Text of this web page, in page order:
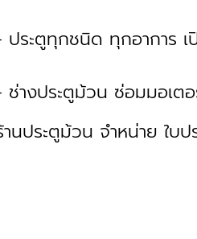
ประตูทุกชนิด ทุกอาการ
ช่างประตูม้วน ซ่อมมอเต
านประตูม้วน จำหน่าย ใบ